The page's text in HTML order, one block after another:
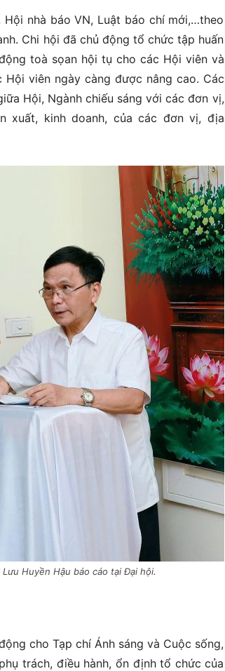
nhà báo VN, Luật báo chí mới,…theo
Chi hội đã chủ động tổ chức tập huấn
toà sọan hội tụ cho các Hội viên và
viên ngày càng được nâng cao. Các
Hội, Ngành chiếu sáng với các đơn vị,
xuất, kinh doanh, của các đơn vị, địa
Huyền Hậu báo cáo tại Đại hội.
cho Tạp chí Ánh sáng và Cuộc sống,
trách, điều hành, ổn định tổ chức của